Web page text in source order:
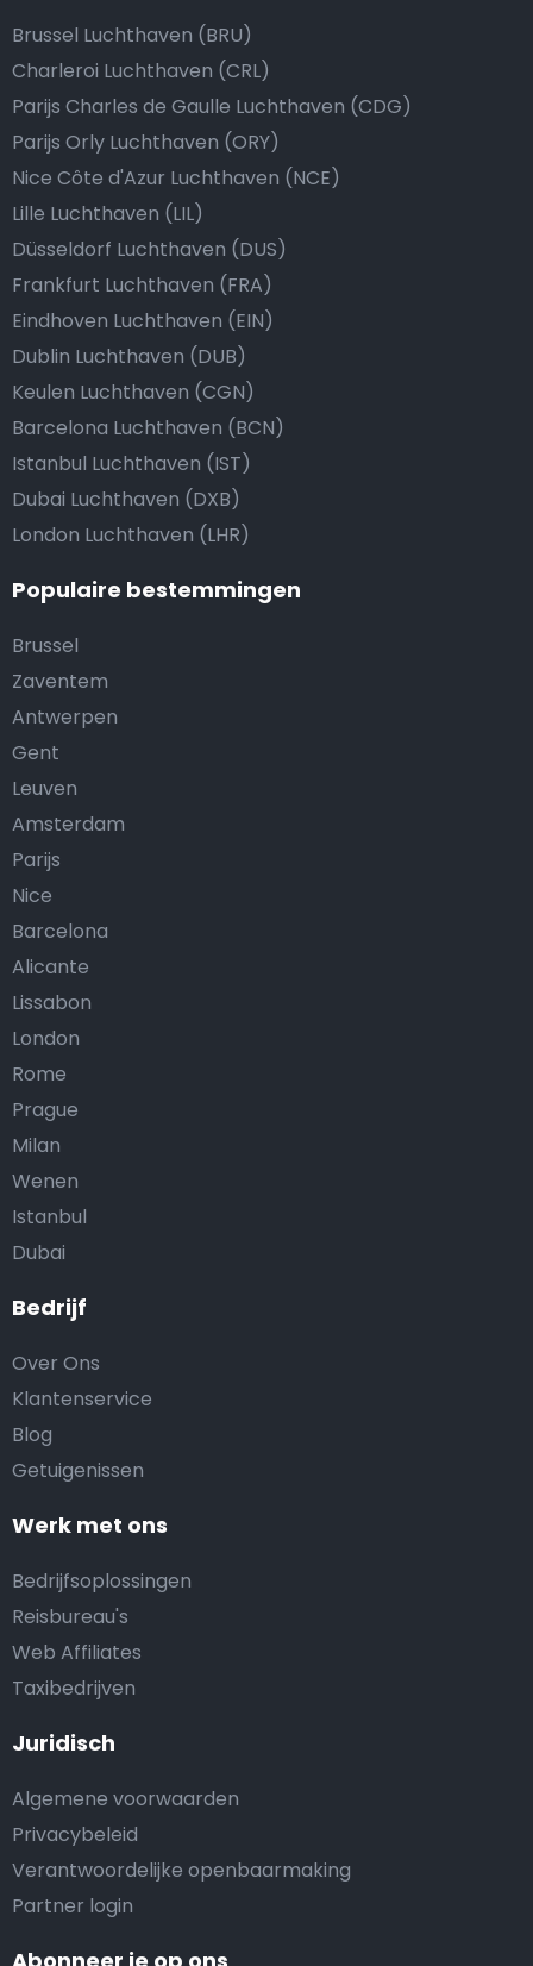
Bedrijf
Over Ons
Klantenservice
Blog
Getuigenissen
Werk met ons
Bedrijfsoplossingen
Reisbureau's
Web Affiliates
Taxibedrijven
Juridisch
Algemene voorwaarden
Privacybeleid
Verantwoordelijke openbaarmaking
Partner login
Brussel Luchthaven (BRU)
Charleroi Luchthaven (CRL)
Parijs Charles de Gaulle Luchthaven (CDG)
Parijs Orly Luchthaven (ORY)
Nice Côte d'Azur Luchthaven (NCE)
Lille Luchthaven (LIL)
Düsseldorf Luchthaven (DUS)
Frankfurt Luchthaven (FRA)
Eindhoven Luchthaven (EIN)
Dublin Luchthaven (DUB)
Keulen Luchthaven (CGN)
Barcelona Luchthaven (BCN)
Istanbul Luchthaven (IST)
Dubai Luchthaven (DXB)
London Luchthaven (LHR)
Populaire bestemmingen
Brussel
Zaventem
Antwerpen
Gent
Leuven
Amsterdam
Parijs
Nice
Barcelona
Alicante
Lissabon
London
Rome
Prague
Milan
Wenen
Istanbul
Dubai